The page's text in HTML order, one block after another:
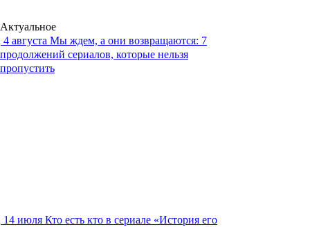
Актуальное
4 августа Мы ждем, а они возвращаются: 7
продолжений сериалов, которые нельзя
пропустить
14 июля Кто есть кто в сериале «История его